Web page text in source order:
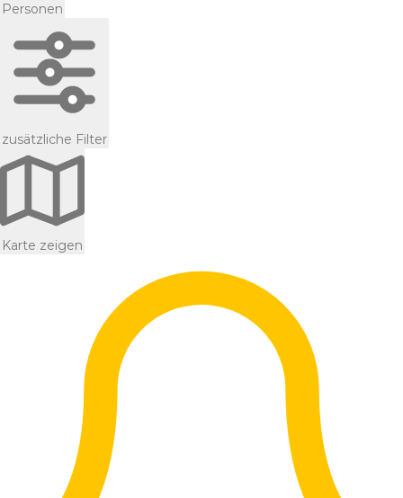
Personen
zusätzliche Filter
Karte zeigen